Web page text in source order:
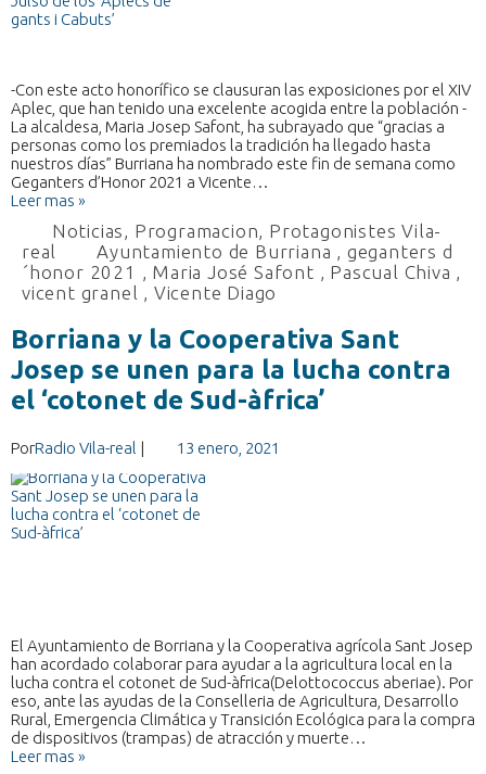
-Con este acto honorífico se clausuran las exposiciones por el XIV
Aplec, que han tenido una excelente acogida entre la población -
La alcaldesa, Maria Josep Safont, ha subrayado que “gracias a
personas como los premiados la tradición ha llegado hasta
nuestros días” Burriana ha nombrado este fin de semana como
Geganters d’Honor 2021 a Vicente…
Leer mas »
Noticias Programacion
Protagonistes Vila-
real
Ayuntamiento de Burriana
geganters d
´honor 2021
Maria José Safont Pascual Chiva
vicent granel
Vicente Diago
Borriana y la Cooperativa Sant
Josep se unen para la lucha contra
el ‘cotonet de Sud-àfrica’
PorRadio Vila-real | 13 enero, 2021
El Ayuntamiento de Borriana y la Cooperativa agrícola Sant Josep
han acordado colaborar para ayudar a la agricultura local en la
lucha contra el cotonet de Sud-àfrica(Delottococcus aberiae). Por
eso, ante las ayudas de la Conselleria de Agricultura, Desarrollo
Rural, Emergencia Climática y Transición Ecológica para la compra
de dispositivos (trampas) de atracción y muerte…
Leer mas »